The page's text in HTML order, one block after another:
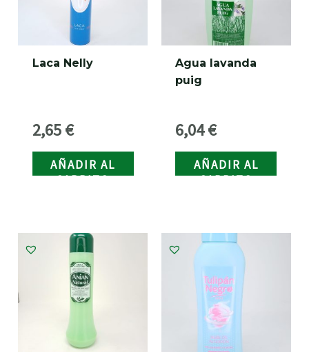
Laca Nelly
2,65€
AÑADIR AL
CARRITO
Agua lavanda
puig
6,04€
AÑADIR AL
CARRITO